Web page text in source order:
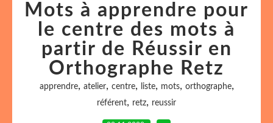
Mots à apprendre pour
le centre des mots à
partir de Réussir en
Orthographe Retz
apprendre, atelier, centre, liste, mots, orthographe,
référent, retz, reussir